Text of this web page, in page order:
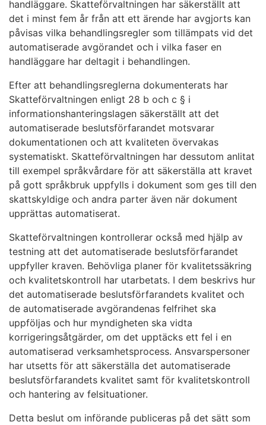
handläggare. Skatteförvaltningen har säkerställt att
det i minst fem år från att ett ärende har avgjorts kan
påvisas vilka behandlingsregler som tillämpats vid det
automatiserade avgörandet och i vilka faser en
handläggare har deltagit i behandlingen.
Efter att behandlingsreglerna dokumenterats har
Skatteförvaltningen enligt 28 b och c § i
informationshanteringslagen säkerställt att det
automatiserade beslutsförfarandet motsvarar
dokumentationen och att kvaliteten övervakas
systematiskt. Skatteförvaltningen har dessutom anlitat
till exempel språkvårdare för att säkerställa att kravet
på gott språkbruk uppfylls i dokument som ges till den
skattskyldige och andra parter även när dokument
upprättas automatiserat.
Skatteförvaltningen kontrollerar också med hjälp av
testning att det automatiserade beslutsförfarandet
uppfyller kraven. Behövliga planer för kvalitetssäkring
och kvalitetskontroll har utarbetats. I dem beskrivs hur
det automatiserade beslutsförfarandets kvalitet och
de automatiserade avgörandenas felfrihet ska
uppföljas och hur myndigheten ska vidta
korrigeringsåtgärder, om det upptäcks ett fel i en
automatiserad verksamhetsprocess. Ansvarspersoner
har utsetts för att säkerställa det automatiserade
beslutsförfarandets kvalitet samt för kvalitetskontroll
och hantering av felsituationer.
Detta beslut om införande publiceras på det sätt som